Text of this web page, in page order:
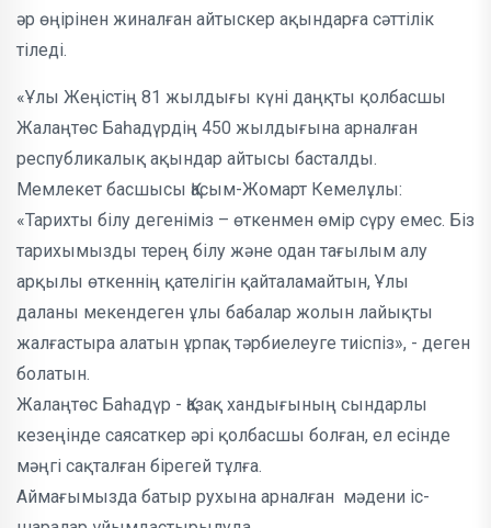
әр өңірінен жиналған айтыскер ақындарға сәттілік
тіледі.
«Ұлы Жеңістің 81 жылдығы күні даңқты қолбасшы
Жалаңтөс Баһадүрдің 450 жылдығына арналған
республикалық ақындар айтысы басталды.
Мемлекет басшысы Қасым-Жомарт Кемелұлы:
«Тарихты білу дегеніміз – өткенмен өмір сүру емес. Біз
тарихымызды терең білу және одан тағылым алу
арқылы өткеннің қателігін қайталамайтын, Ұлы
даланы мекендеген ұлы бабалар жолын лайықты
жалғастыра алатын ұрпақ тәрбиелеуге тиіспіз», - деген
болатын.
Жалаңтөс Баһадүр - Қазақ хандығының сындарлы
кезеңінде саясаткер әрі қолбасшы болған, ел есінде
мәңгі сақталған бірегей тұлға.
Аймағымызда батыр рухына арналған мәдени іс-